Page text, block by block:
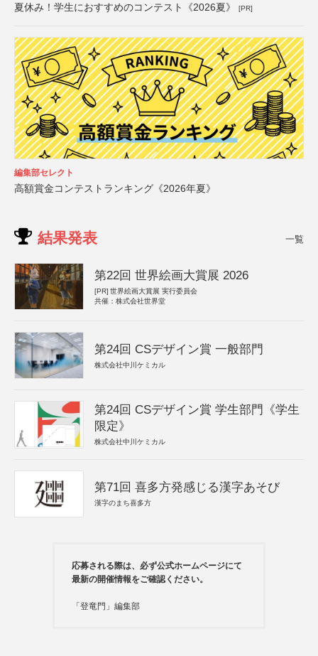
夏休み！学生におすすめのコンテスト《2026夏》 [PR]
編集部セレクト
高額賞金コンテストランキング《2026年夏》
結果発表 一覧
第22回 世界絵画大賞展 2026
[PR] 世界絵画大賞展 実行委員会
共催：株式会社世界堂
第24回 CSデザイン賞 一般部門
株式会社中川ケミカル
第24回 CSデザイン賞 学生部門《学生
限定》
株式会社中川ケミカル
第71回 喜多方発感じる漢字あそび
漢字のまち喜多方
応募される際は、必ず公式ホームページにて
最新の開催情報をご確認ください。
「登竜門」編集部